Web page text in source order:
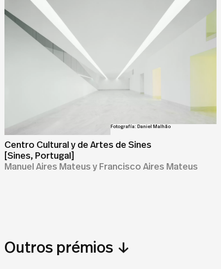
Centro Cultural y de Artes de Sines
[Sines, Portugal]
Manuel Aires Mateus y Francisco Aires Mateus
Fotografía: Daniel Malhão
Outros prémios ↓